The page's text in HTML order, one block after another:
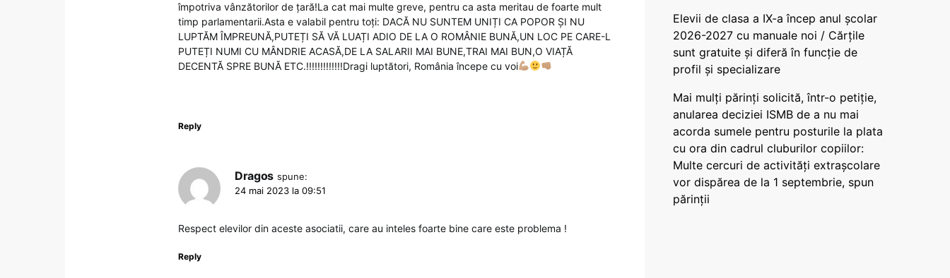
împotriva vânzătorilor de țară!La cat mai multe greve, pentru ca asta meritau de foarte mult
timp parlamentarii.Asta e valabil pentru toți: DACĂ NU SUNTEM UNIȚI CA POPOR ȘI NU
LUPTĂM ÎMPREUNĂ,PUTEȚI SĂ VĂ LUAȚI ADIO DE LA O ROMÂNIE BUNĂ,UN LOC PE CARE-L
PUTEȚI NUMI CU MÂNDRIE ACASĂ,DE LA SALARII MAI BUNE,TRAI MAI BUN,O VIAȚĂ
DECENTĂ SPRE BUNĂ ETC.!!!!!!!!!!!!!Dragi luptători, România începe cu voi
Reply
Dragos spune:
24 mai 2023 la 09:51
Respect elevilor din aceste asociatii, care au inteles foarte bine care este problema !
Reply
Elevii de clasa a IX-a încep anul școlar
2026-2027 cu manuale noi / Cărțile
sunt gratuite și diferă în funcție de
profil și specializare
Mai mulți părinți solicită, într-o petiție,
anularea deciziei ISMB de a nu mai
acorda sumele pentru posturile la plata
cu ora din cadrul cluburilor copiilor:
Multe cercuri de activități extrașcolare
vor dispărea de la 1 septembrie, spun
părinții